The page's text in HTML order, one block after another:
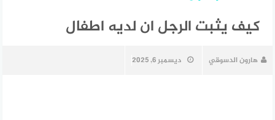
كيف يثبت الرجل ان لديه اطفال
هارون الدسوقي ديسمبر 6, 2025